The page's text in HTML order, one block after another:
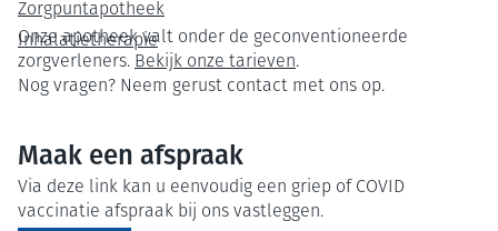
Zorgpuntapotheek
Inhalatietherapie
Onze apotheek valt onder de geconventioneerde
zorgverleners. Bekijk onze tarieven.
Nog vragen? Neem gerust contact met ons op.
Maak een afspraak
Via deze link kan u eenvoudig een griep of COVID
vaccinatie afspraak bij ons vastleggen.